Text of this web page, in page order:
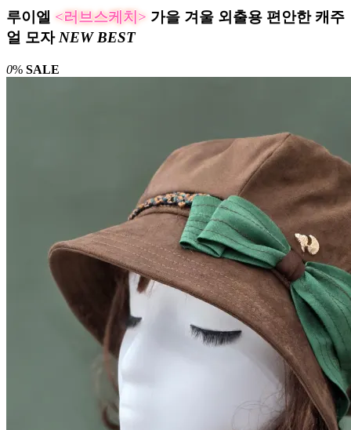
루이엘 <러브스케치> 가을 겨울 외출용 편안한 캐주
얼 모자NEW BEST
0% SALE